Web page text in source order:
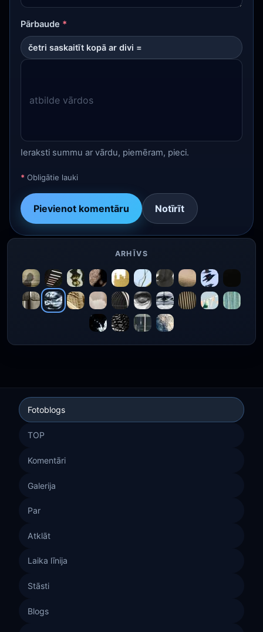
Pārbaude *
četri saskaitīt kopā ar divi =
Ieraksti summu ar vārdu, piemēram, pieci.
* Obligātie lauki
Pievienot komentāru Notīrīt
ARHĪVS
Fotoblogs
TOP
Komentāri
Galerija
Par
Atklāt
Laika līnija
Stāsti
Blogs